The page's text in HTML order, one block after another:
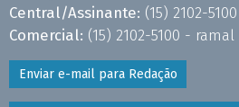
Central/Assinante: (15) 2102-
Comercial: (15) 2102-5100 - ramal
Enviar e-mail para Redação